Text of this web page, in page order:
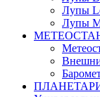
Лупы
Лупы